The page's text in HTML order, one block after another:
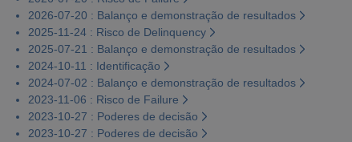
2026-07-20 : Balanço e demonstração de resultados
2025-11-24 : Risco de Delinquency
2025-07-21 : Balanço e demonstração de resultados
2024-10-11 : Identificação
2024-07-02 : Balanço e demonstração de resultados
2023-11-06 : Risco de Failure
2023-10-27 : Poderes de decisão
2023-10-27 : Poderes de decisão